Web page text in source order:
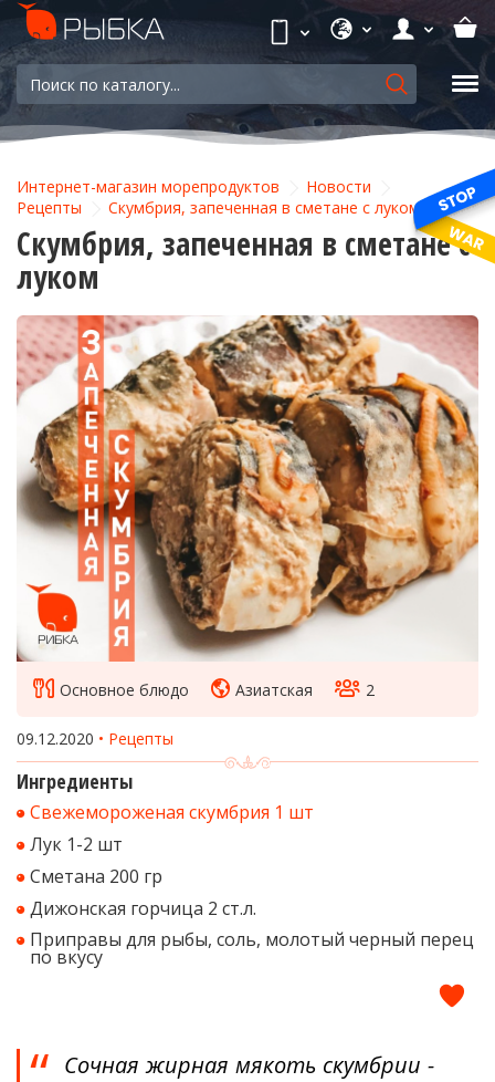
Интернет-магазин морепродуктов
Новости
Рецепты
Скумбрия, запеченная в сметане с луком
Скумбрия, запеченная в сметане с
луком
Основное блюдо Азиатская 2
09.12.2020 Рецепты
Ингредиенты
Свежемороженая скумбрия 1 шт
Лук 1-2 шт
Сметана 200 гр
Дижонская горчица 2 ст.л.
Приправы для рыбы, соль, молотый черный перец
по вкусу
Сочная жирная мякоть скумбрии -